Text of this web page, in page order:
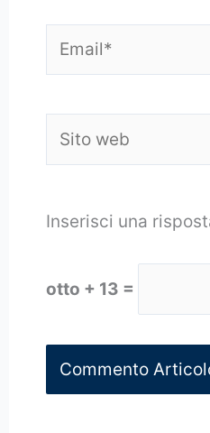
web
Inserisci una
otto + 13 =